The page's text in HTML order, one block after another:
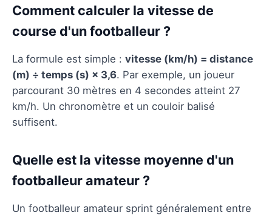
Comment calculer la vitesse de
course d'un footballeur ?
La formule est simple : vitesse (km/h) = distance
(m) ÷ temps (s) × 3,6. Par exemple, un joueur
parcourant 30 mètres en 4 secondes atteint 27
km/h. Un chronomètre et un couloir balisé
suffisent.
Quelle est la vitesse moyenne d'un
footballeur amateur ?
Un footballeur amateur sprint généralement entre